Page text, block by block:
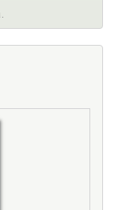
cultura, p. 25
43
para a